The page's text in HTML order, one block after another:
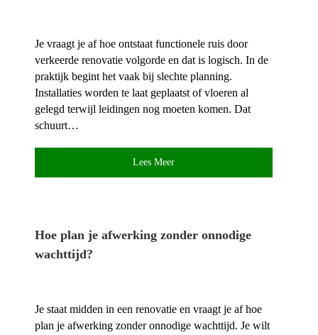
Je vraagt je af hoe ontstaat functionele ruis door
verkeerde renovatie volgorde en dat is logisch.​ In de
praktijk begint het vaak bij slechte planning.​
Installaties worden te laat geplaatst of vloeren al
gelegd terwijl leidingen nog moeten komen.​ Dat
schuurt…
Lees Meer
Hoe plan je afwerking zonder onnodige
wachttijd?
Je staat midden in een renovatie en vraagt je af hoe
plan je afwerking zonder onnodige wachttijd.​ Je wilt